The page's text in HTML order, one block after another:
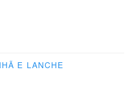
E LANCHE